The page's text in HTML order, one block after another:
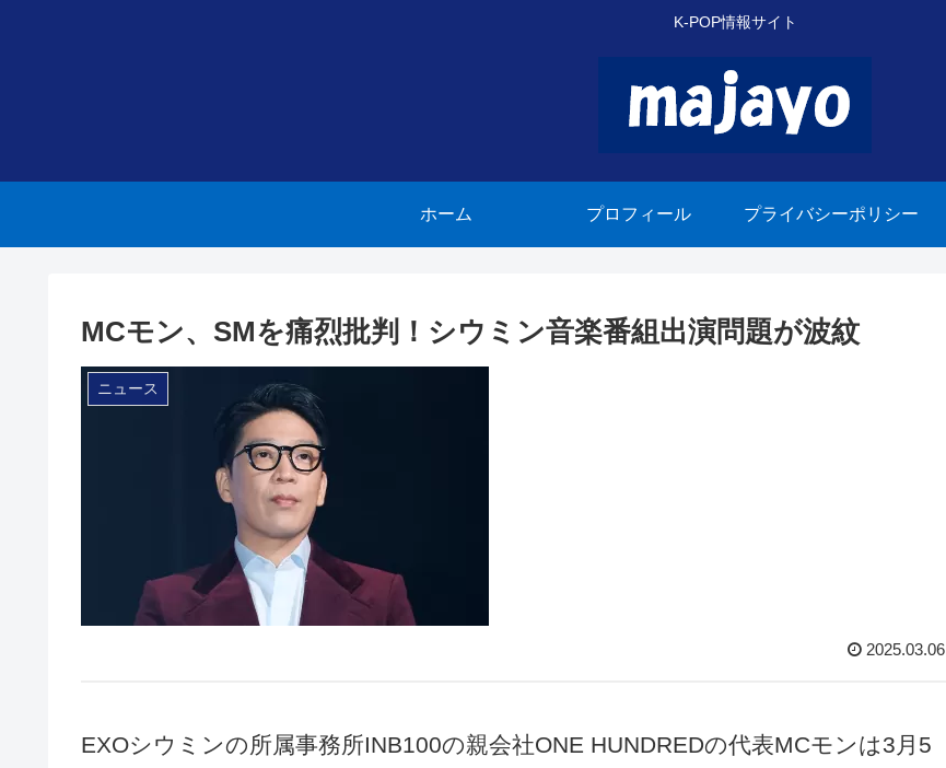
K-POP情報サイト
ホーム プロフィール プライバシーポリシー
MCモン、SMを痛烈批判！シウミン音楽番組出演問題が波紋
ニュース
2025.03.06
EXOシウミンの所属事務所INB100の親会社ONE HUNDREDの代表MCモンは3月5